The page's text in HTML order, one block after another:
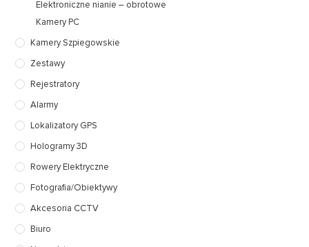
Elektroniczne nianie – obrotowe
Kamery PC
Kamery Szpiegowskie
Zestawy
Rejestratory
Alarmy
Lokalizatory GPS
Hologramy 3D
Rowery Elektryczne
Fotografia/Obiektywy
Akcesoria CCTV
Biuro